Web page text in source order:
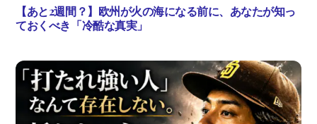
【あと2週間？】欧州が火の海になる前に、あなたが知っ
ておくべき「冷酷な真実」